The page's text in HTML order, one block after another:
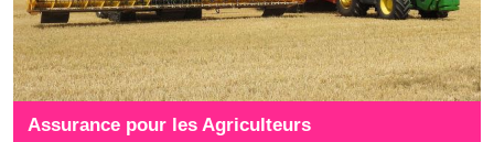
Assurance pour les Agriculteurs